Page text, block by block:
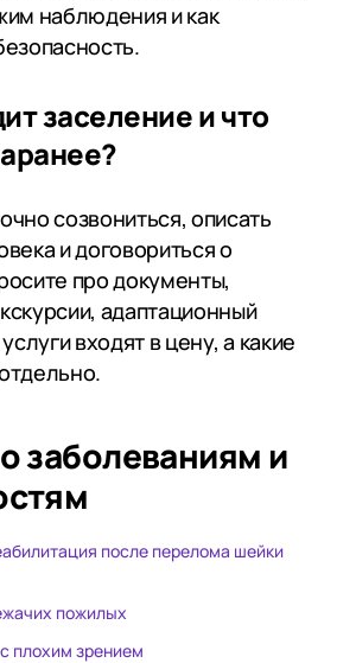
наблюдения и как
заселение и что
созвониться, описать
и договориться о
про документы,
адаптационный
входят в цену, а какие
заболеваниям и
после перелома шейки
пожилых
плохим зрением